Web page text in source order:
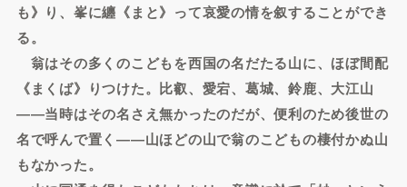
も》り、峯に纏《まと》って哀愛の情を叙することができ
る。
翁はその多くのこどもを西国の名だたる山に、ほぼ間配
《まくば》りつけた。比叡、愛宕、葛城、鈴鹿、大江山
――当時はその名さえ無かったのだが、便利のため後世の
名で呼んで置く――山ほどの山で翁のこどもの棲付かぬ山
もなかった。